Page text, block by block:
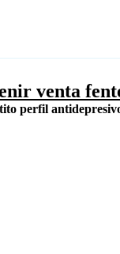
venta
perfil